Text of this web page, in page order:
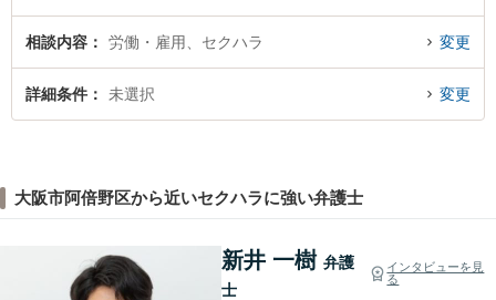
相談内容 労働・雇用、セクハラ 変更
詳細条件 未選択 変更
大阪市阿倍野区から近いセクハラに強い弁護士
新井 一樹 弁護
士
インタビューを見
る